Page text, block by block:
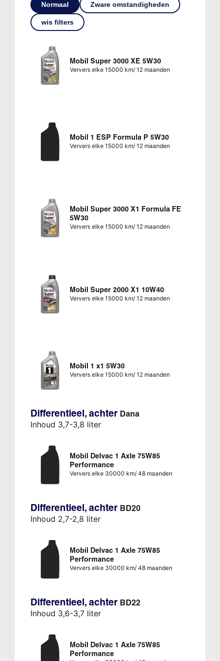
Normaal Zware omstandigheden
wis filters
Mobil Super 3000 XE 5W30
Ververs elke 15000 km/ 12 maanden
Mobil 1 ESP Formula P 5W30
Ververs elke 15000 km/ 12 maanden
Mobil Super 3000 X1 Formula FE
5W30
Ververs elke 15000 km/ 12 maanden
Mobil Super 2000 X1 10W40
Ververs elke 15000 km/ 12 maanden
Mobil 1 x1 5W30
Ververs elke 15000 km/ 12 maanden
Differentieel, achter Dana
Inhoud 3,7-3,8 liter
Mobil Delvac 1 Axle 75W85
Performance
Ververs elke 30000 km/ 48 maanden
Differentieel, achter BD20
Inhoud 2,7-2,8 liter
Mobil Delvac 1 Axle 75W85
Performance
Ververs elke 30000 km/ 48 maanden
Differentieel, achter BD22
Inhoud 3,6-3,7 liter
Mobil Delvac 1 Axle 75W85
Performance